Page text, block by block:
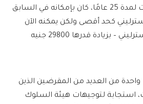
لمدة خمس أو 10 سنوات لمدة 25 عامًا، كان بإمكانه في السابق
جنيه إسترليني كحد أقصى ولكن يمكنه الآن
اقتراض 336800 جنيه إسترليني – بزيادة قدرها 29800 جنيه
كانت شركة Nationwide واحدة من العديد من المقرضين الذين
استجابة لتوجيهات هيئة السلوك